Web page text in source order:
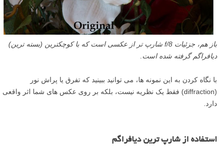
باز هم، جزئیات f/8 شارپ تر از عکسی است که با کوچکترین (بسته ترین)
دیافراگم گرفته شده است.
با نگاه کردن به این نمونه ها، می توانید ببینید که تفرق یا پراش نور
(diffraction) فقط یک نظریه نیست، بلکه بر روی عکس های شما اثر واقعی
دارد.
استفاده از شارپ ترین دیافراگم